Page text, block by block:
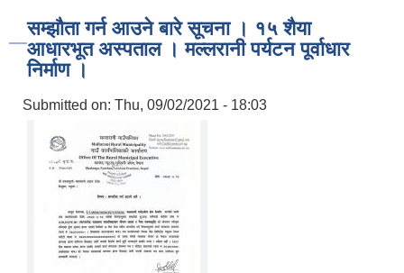
सम्झौता गर्न आउने बारे सूचना । १५ शैया
आधारभूत अस्पताल । मल्लरानी पर्यटन पूर्वाधार
निर्माण ।
Submitted on: Thu, 09/02/2021 - 18:03